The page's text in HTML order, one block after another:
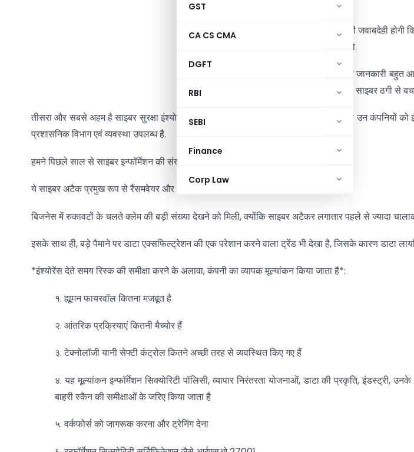
GST
CA CS CMA
DGFT
RBI
SEBI
Finance
Corp Law
पहला, यह सरकार और वित्तीय संस्थानों की जवाबदेही होगी
में क्या सावधानी बरतें, इसकी जागरूकता हो.
दूसरा, साइबर सुरक्षा नियमों और कानून की जानकारी
कि कैसे साइबर नियमों को प्रयोग कर कैसे साइबर ठगी से
तीसरा और सबसे अहम है साइबर सुरक्षा इंश्योरेंस कवच जो आज आम जनता को उपलब्ध नहीं है. सिर्फ उन कंपनियों को
प्रशासनिक विभाग एवं व्यवस्था उपलब्ध है.
हमने पिछले साल से साइबर इन्फॉर्मेशन की संख्या में कई गुना बढ़ोतरी देखी है.
ये साइबर अटैक प्रमुख रूप से रैंसमवेयर और बिजनेस ईमेल कॉम्प्रोमाइज अटैक के कॉम्बिनेशन रहे हैं.
बिजनेस में रुकावटों के चलते क्लेम की बड़ी संख्या देखने को मिली, क्योंकि साइबर अटैकर लगातार पहले से ज्यादा
इसके साथ ही, बड़े पैमाने पर डाटा एक्सफिल्ट्रेशन की एक परेशान करने वाला ट्रेंड भी देखा है, जिसके कारण डाटा
*इंश्योरेंस देते समय रिस्क की समीक्षा करने के अलावा, कंपनी का व्यापक मूल्यांकन किया जाता है*:
१. ह्यूमन फायरवॉल कितना मजबूत है
२. आंतरिक प्रक्रियाएं कितनी मैच्योर हैं
३. टेक्नोलॉजी यानी सेफ्टी कंट्रोल कितने अच्छी तरह से व्यवस्थित किए गए हैं
४. यह मूल्यांकन इन्फॉर्मेशन सिक्योरिटी पॉलिसी, व्यापार निरंतरता योजनाओं, डाटा की प्रकृति,
बाहरी स्कैन की समीक्षाओं के जरिए किया जाता है
५. वर्कफोर्स को जागरूक करना और ट्रेनिंग देना